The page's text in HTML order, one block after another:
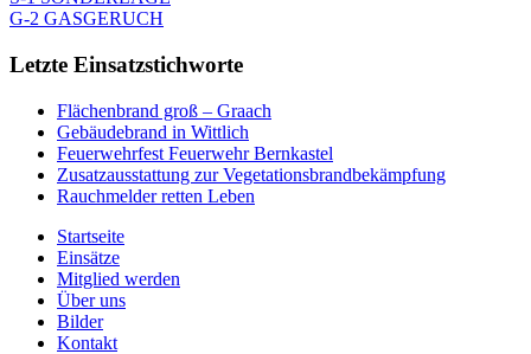
G-2 GASGERUCH
Letzte Einsatzstichworte
Flächenbrand groß – Graach
Gebäudebrand in Wittlich
Feuerwehrfest Feuerwehr Bernkastel
Zusatzausstattung zur Vegetationsbrandbekämpfung
Rauchmelder retten Leben
Startseite
Einsätze
Mitglied werden
Über uns
Bilder
Kontakt